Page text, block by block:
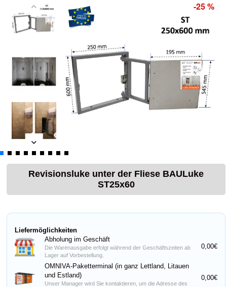
-25 %
Revisionsluke unter der Fliese BAULuke
ST25x60
Liefermöglichkeiten
Abholung im Geschäft
Die Warenausgabe erfolgt während der Geschäftszeiten ab
Lager auf Vorbestellung.
0,00€
OMNIVA-Paketterminal (in ganz Lettland, Litauen
und Estland)
Unser Manager wird Sie kontaktieren, um die Adresse des
0,00€